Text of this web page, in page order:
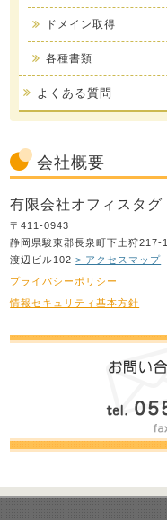
ドメイン取得
各種書類
よくある質問
会社概要
有限会社オフィスタグ
〒411-0943
静岡県駿東郡長泉町下土狩217-1
渡辺ビル102> アクセスマップ
プライバシーポリシー
情報セキュリティ基本方針